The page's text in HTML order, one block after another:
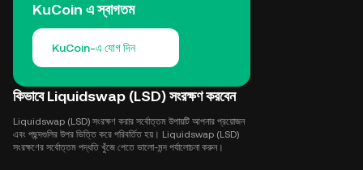
KuCoin এ স্বাগতম
KuCoin-এ যোগ দিন
কিভাবে Liquidswap (LSD) সংরক্ষণ করবেন
Liquidswap (LSD) সংরক্ষণ করার সর্বোত্তম উপায়টি আপনার প্রয়োজন
এবং পছন্দগুলির উপর ভিত্তি করে পরিবর্তিত হয়। Liquidswap (LSD)
সংরক্ষণের সর্বোত্তম পদ্ধতি খুঁজে পেতে ভালো-মন্দ পর্যালোচনা করুন।